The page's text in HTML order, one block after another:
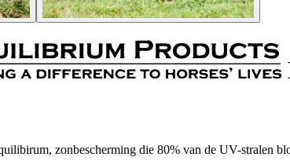
zonbescherming die 80% van de UV-stralen